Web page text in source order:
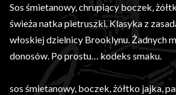
Sos śmietanowy, chrupiący boczek,
świeża natka pietruszki. Klasyka z
włoskiej dzielnicy Brooklynu. Żadnych
donosów. Po prostu… kodeks smaku.
sos śmietanowy, boczek, żółtko jajka,